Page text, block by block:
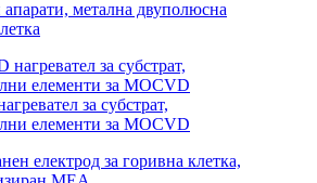
апарати, метална двуполюсна
за субстрат,
елементи за MOCVD